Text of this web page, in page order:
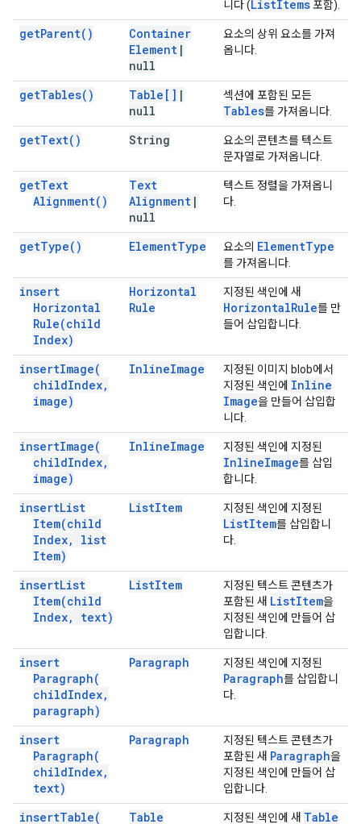
니다 (ListItems포함).
getParent( )
Container
Element |
null
요소의 상위 요소를 가져
옵니다.
getTables( ) Table[] |
null
섹션에 포함된 모든
Tables를 가져옵니다.
getText( ) String
요소의 콘텐츠를 텍스트
문자열로 가져옵니다.
getText
Alignment( )
Text
Alignment |
null
텍스트 정렬을 가져옵니
다.
getType( ) ElementType 요소의 ElementType
를 가져옵니다.
insert
Horizontal
Rule(child
Index)
Horizontal
Rule
지정된 색인에 새
HorizontalRule를 만
들어 삽입합니다.
insertImage(
childIndex,
image)
InlineImage
지정된 이미지 blob에서
지정된 색인에 Inline
Image을 만들어 삽입합
니다.
insertImage(
childIndex,
image)
InlineImage 지정된 색인에 지정된
InlineImage를 삽입
합니다.
insertList
Item(child
Index,
list
Item)
ListItem 지정된 색인에 지정된
ListItem를 삽입합니
다.
insertList
Item(child
Index, text)
ListItem
지정된 텍스트 콘텐츠가
포함된 새 ListItem을
지정된 색인에 만들어 삽
입합니다.
insert
Paragraph(
childIndex,
paragraph)
Paragraph 지정된 색인에 지정된
Paragraph를 삽입합니
다.
insert
Paragraph(
childIndex,
text)
Paragraph
지정된 텍스트 콘텐츠가
포함된 새 Paragraph을
지정된 색인에 만들어 삽
입합니다.
insertTable( Table 지정된 색인에 새 Table